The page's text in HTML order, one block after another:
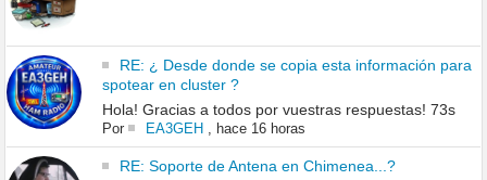
RE: ¿ Desde donde se copia esta información para
spotear en cluster ?
Hola! Gracias a todos por vuestras respuestas! 73s
Por EA3GEH, hace 16 horas
RE: Soporte de Antena en Chimenea...?